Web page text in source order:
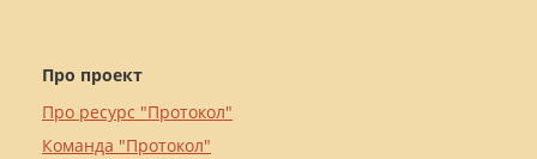
Про проект
Про ресурс "Протокол"
Команда "Протокол"